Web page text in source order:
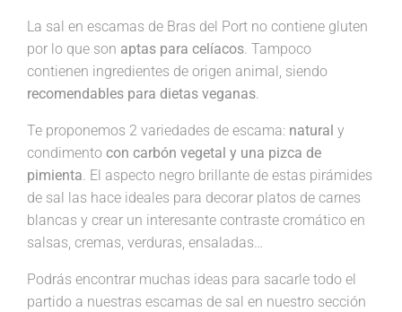
La sal en escamas de Bras del Port no contiene gluten
por lo que son aptas para celíacos. Tampoco
contienen ingredientes de origen animal, siendo
recomendables para dietas veganas.
Te proponemos 2 variedades de escama: natural y
condimento con carbón vegetal y una pizca de
pimienta. El aspecto negro brillante de estas pirámides
de sal las hace ideales para decorar platos de carnes
blancas y crear un interesante contraste cromático en
salsas, cremas, verduras, ensaladas…
Podrás encontrar muchas ideas para sacarle todo el
partido a nuestras escamas de sal en nuestro sección